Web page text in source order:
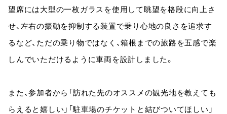
望席には大型の一枚ガラスを使用して眺望を格段に向上さ
せ、左右の振動を抑制する装置で乗り心地の良さを追求す
るなど、ただの乗り物ではなく、箱根までの旅路を五感で楽
しんでいただけるように車両を設計しました。
また、参加者から「訪れた先のオススメの観光地を教えても
らえると嬉しい」「駐車場のチケットと結びついてほしい」